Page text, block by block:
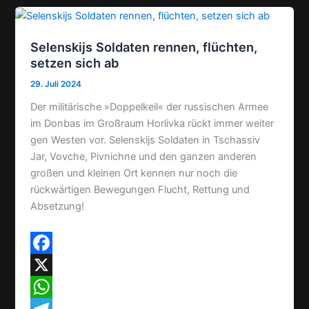
m
s
r
s
t
e
a
l
e
l
e
Selenskijs Soldaten rennen, flüchten,
setzen sich ab
29. Juli 2024
Der militärische »Doppelkeil« der russischen Armee
im Donbas im Großraum Horlivka rückt immer weiter
gen Westen vor. Selenskijs Soldaten in Tschassiv
Jar, Vovche, Pivnichne und den ganzen anderen
großen und kleinen Ort kennen nur noch die
rückwärtigen Bewegungen Flucht, Rettung und
Absetzung!
F
aX